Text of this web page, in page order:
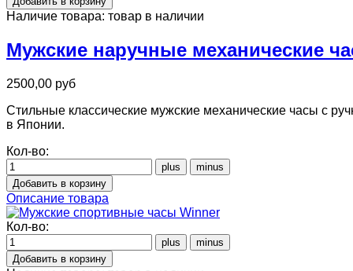
Наличие товара: товар в наличии
Мужские наручные механические
2500,00 руб
Стильные классические мужские механические часы с
в Японии.
Кол-во:
Описание товара
Кол-во: